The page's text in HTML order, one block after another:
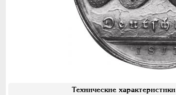
Технические характеристики